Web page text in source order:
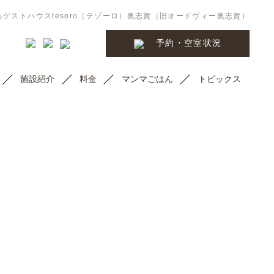
ゲストハウスtesoro（テゾーロ）奥志賀（旧オードヴィー奥志賀）
予約・空室状況
施設紹介 料金 マンマごはん トピックス